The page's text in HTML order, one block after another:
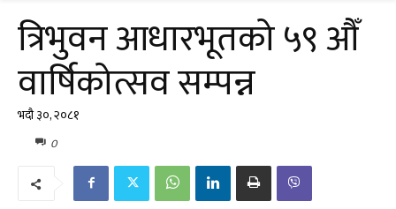
त्रिभुवन आधारभूतको ५९ औँ
वार्षिकोत्सव सम्पन्न
भदौ ३०, २०८१
0